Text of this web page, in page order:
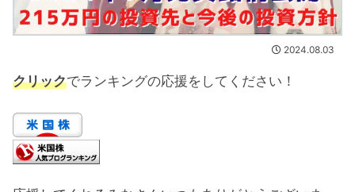
2024.08.03
クリックでランキングの応援をしてください！